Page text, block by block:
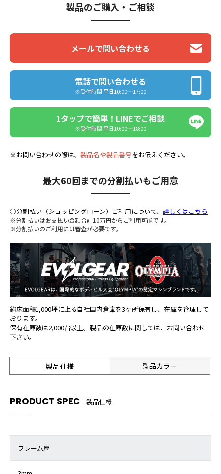
製品のご購入・ご相談
メールで問い合わせる
電話で問い合わせる
※受付時間 平日10:00〜17:00
1タップで簡単！LINEでご相談
※受付時間 平日10:00〜18:00
※お問い合わせの際は、 製品名や製品番号をお伝えください。
最大60回までの分割払いもご用意
○分割払い（ショッピングローン）ご利用について、 詳しくはこちら
※分割払いはお支払い金額合計10万円からご利用可能です。
※分割払いのご利用には審査が必要です。
総床面積1,000坪に上る自社国内倉庫を3ヶ所保有し、在庫を管理して
おります。
保有在庫数は2,000台以上。製品の在庫数に関しては、お問い合わせ
下さい。
製品仕様 製品カラー
PRODUCT SPEC 製品仕様
フレーム厚